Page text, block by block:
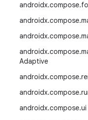
androidx.compose.
androidx.compose.
androidx.compose.
androidx.compose.
Adaptive
androidx.compose.
androidx.compose.
androidx.compose.ui